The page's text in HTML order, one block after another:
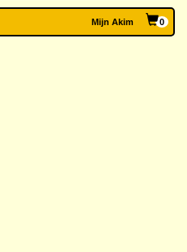
Mijn Akim 0